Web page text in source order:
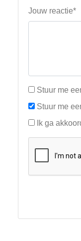
Jouw reactie*
Stuur me
Stuur me
Ik ga